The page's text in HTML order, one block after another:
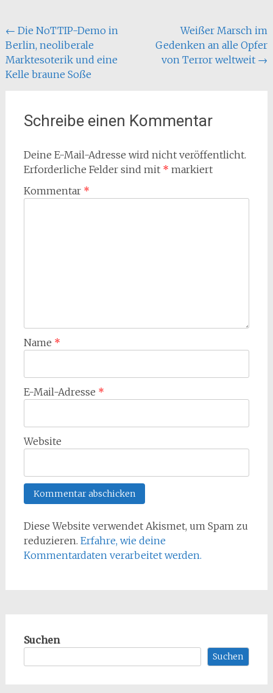
Beitragsnavigation
← Die NoTTIP-Demo in
Berlin, neoliberale
Marktesoterik und eine
Kelle braune Soße
Weißer Marsch im
Gedenken an alle Opfer
von Terror weltweit →
Schreibe einen Kommentar
Deine E-Mail-Adresse wird nicht veröffentlicht.
Erforderliche Felder sind mit * markiert
Kommentar *
Name *
E-Mail-Adresse *
Website
Diese Website verwendet Akismet, um Spam zu
reduzieren. Erfahre, wie deine
Kommentardaten verarbeitet werden.
Suchen
Suchen